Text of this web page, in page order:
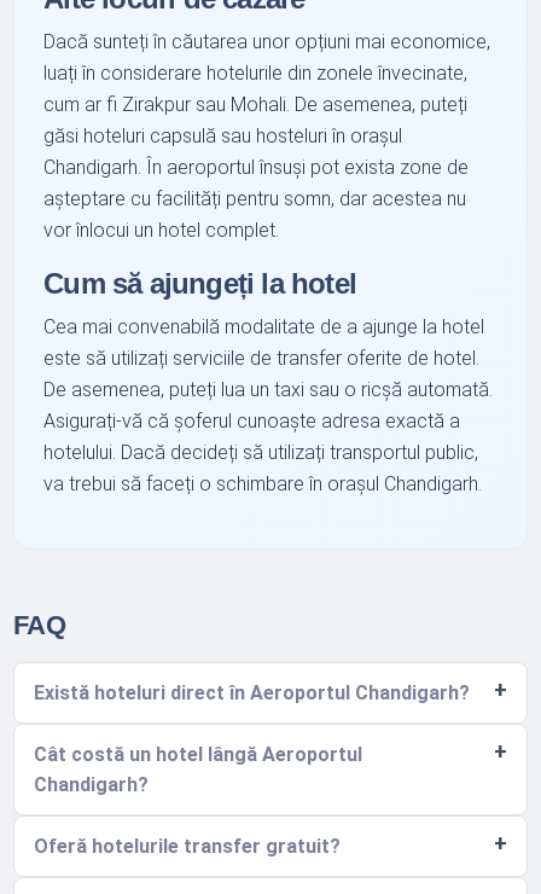
Dacă sunteți în căutarea unor opțiuni mai economice,
luați în considerare hotelurile din zonele învecinate,
cum ar fi Zirakpur sau Mohali. De asemenea, puteți
găsi hoteluri capsulă sau hosteluri în orașul
Chandigarh. În aeroportul însuși pot exista zone de
așteptare cu facilități pentru somn, dar acestea nu
vor înlocui un hotel complet.
Cum să ajungeți la hotel
Cea mai convenabilă modalitate de a ajunge la hotel
este să utilizați serviciile de transfer oferite de hotel.
De asemenea, puteți lua un taxi sau o ricșă automată.
Asigurați-vă că șoferul cunoaște adresa exactă a
hotelului. Dacă decideți să utilizați transportul public,
va trebui să faceți o schimbare în orașul Chandigarh.
FAQ
Există hoteluri direct în Aeroportul Chandigarh?
Cât costă un hotel lângă Aeroportul
Chandigarh?
Oferă hotelurile transfer gratuit?